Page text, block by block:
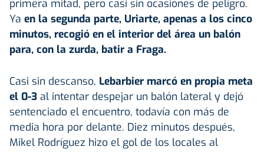
primera mitad, pero casi sin ocasiones de peligro.
Ya en la segunda parte, Uriarte, apenas a los cinco
minutos, recogió en el interior del área un balón
para, con la zurda, batir a Fraga.
Casi sin descanso, Lebarbier marcó en propia meta
el 0-3 al intentar despejar un balón lateral y dejó
sentenciado el encuentro, todavía con más de
media hora por delante. Diez minutos después,
Mikel Rodríguez hizo el gol de los locales al